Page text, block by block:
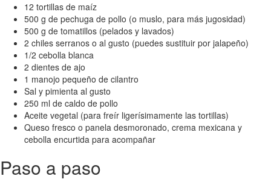
12 tortillas de maíz
500 g de pechuga de pollo (o muslo, para más jugosidad)
500 g de tomatillos (pelados y lavados)
2 chiles serranos o al gusto (puedes sustituir por jalapeño)
1/2 cebolla blanca
2 dientes de ajo
1 manojo pequeño de cilantro
Sal y pimienta al gusto
250 ml de caldo de pollo
Aceite vegetal (para freír ligerísimamente las tortillas)
Queso fresco o panela desmoronado, crema mexicana y
cebolla encurtida para acompañar
Paso a paso